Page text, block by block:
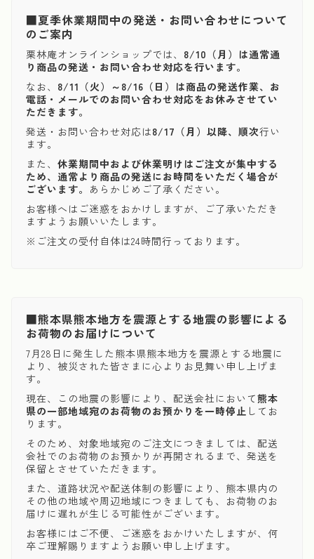
■夏季休業期間中の発送・お問い合わせについて
のご案内
栗林庵オンラインショップでは、 8/10（月）は通常通
り商品の発送・お問い合わせ対応を行います。
なお、 8/11（火）～8/16（日）は商品の発送作業、お
電話・メールでのお問い合わせ対応をお休みさせてい
ただきます。
発送・お問い合わせ対応は8/17（月）以降、順次行い
ます。
また、 休業期間中および休業明けはご注文が集中する
ため、通常より商品の発送にお時間をいただく場合が
ございます。 あらかじめご了承ください。
お客様へはご迷惑をおかけしますが、ご了承いただき
ますようお願いいたします。
※ご注文の受付自体は24時間行っております。
■熊本県熊本地方を震源とする地震の影響による
お荷物のお届けについて
7月28日に発生した熊本県熊本地方を震源とする地震に
より、被災された皆さまに心よりお見舞い申し上げま
す。
現在、この地震の影響により、配送会社において熊本
県の一部地域宛のお荷物のお預かりを一時停止 してお
ります。
そのため、対象地域宛のご注文につきましては、配送
会社でのお荷物のお預かりが再開されるまで、発送を
保留とさせていただきます。
また、道路状況や配送体制の影響により、熊本県内の
その他の地域や周辺地域につきましても、お荷物のお
届けに遅れが生じる可能性がございます。
お客様にはご不便、ご迷惑をおかけいたしますが、何
卒ご理解賜りますようお願い申し上げます。